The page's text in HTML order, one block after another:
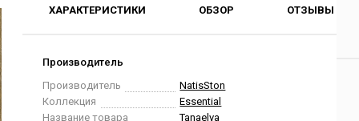
ХАРАКТЕРИСТИКИ ОБЗОР ОТЗЫВЫ
Производитель
Производитель
NatisSton
Коллекция
Essential
Название товара
Tanaelva